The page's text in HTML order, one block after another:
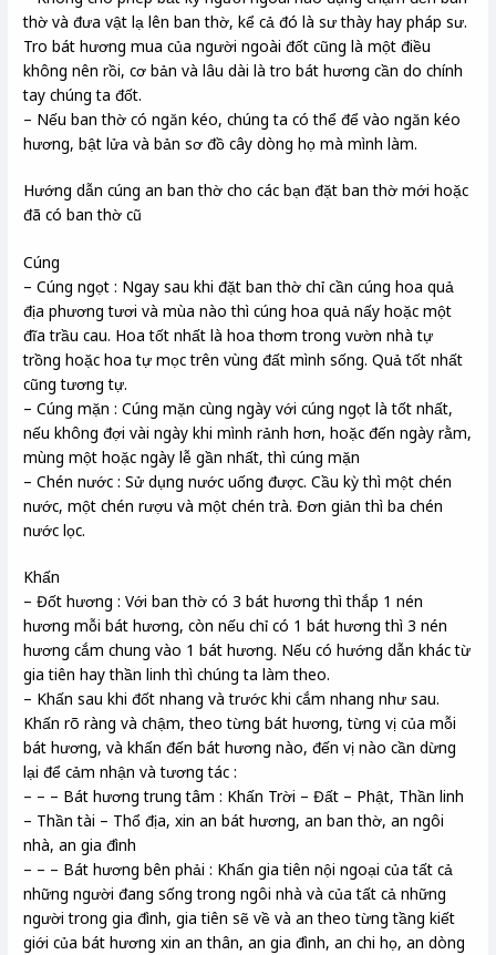
thờ và đưa vật lạ lên ban thờ, kể cả đó là sư thày hay pháp sư.
Tro bát hương mua của người ngoài đốt cũng là một điều
không nên rồi, cơ bản và lâu dài là tro bát hương cần do chính
tay chúng ta đốt.
– Nếu ban thờ có ngăn kéo, chúng ta có thể để vào ngăn kéo
hương, bật lửa và bản sơ đồ cây dòng họ mà mình làm.
Hướng dẫn cúng an ban thờ cho các bạn đặt ban thờ mới hoặc
đã có ban thờ cũ
Cúng
– Cúng ngọt : Ngay sau khi đặt ban thờ chỉ cần cúng hoa quả
địa phương tươi và mùa nào thì cúng hoa quả nấy hoặc một
đĩa trầu cau. Hoa tốt nhất là hoa thơm trong vườn nhà tự
trồng hoặc hoa tự mọc trên vùng đất mình sống. Quả tốt nhất
cũng tương tự.
– Cúng mặn : Cúng mặn cùng ngày với cúng ngọt là tốt nhất,
nếu không đợi vài ngày khi mình rảnh hơn, hoặc đến ngày rằm,
mùng một hoặc ngày lễ gần nhất, thì cúng mặn
– Chén nước : Sử dụng nước uống được. Cầu kỳ thì một chén
nước, một chén rượu và một chén trà. Đơn giản thì ba chén
nước lọc.
Khấn
– Đốt hương : Với ban thờ có 3 bát hương thì thắp 1 nén
hương mỗi bát hương, còn nếu chỉ có 1 bát hương thì 3 nén
hương cắm chung vào 1 bát hương. Nếu có hướng dẫn khác từ
gia tiên hay thần linh thì chúng ta làm theo.
– Khấn sau khi đốt nhang và trước khi cắm nhang như sau.
Khấn rõ ràng và chậm, theo từng bát hương, từng vị của mỗi
bát hương, và khấn đến bát hương nào, đến vị nào cần dừng
lại để cảm nhận và tương tác :
– – – Bát hương trung tâm : Khấn Trời – Đất – Phật, Thần linh
– Thần tài – Thổ địa, xin an bát hương, an ban thờ, an ngôi
nhà, an gia đình
– – – Bát hương bên phải : Khấn gia tiên nội ngoại của tất cả
những người đang sống trong ngôi nhà và của tất cả những
người trong gia đình, gia tiên sẽ về và an theo từng tầng kiết
giới của bát hương xin an thân, an gia đình, an chi họ, an dòng